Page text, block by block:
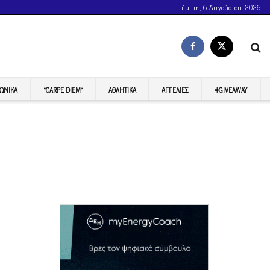
Πέμπτη, 6 Αυγούστου, 2026
“CARPE DIEM” ΑΘΛΗΤΙΚΆ ΑΓΓΕΛΊΕΣ #GIVEAWAY